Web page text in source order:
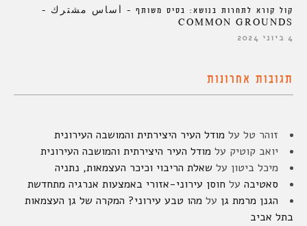
קול קורא לתחרות בנושא: בסיס משותף – أساس مشترك –
COMMON GROUNDS
4 ביוני 2024
תגובות אחרונות
זוהר טל על מודל העיר היצירתית והמושבה העירונית
יואב קוטיק על מודל העיר היצירתית והמושבה העירונית
מיכל ביטון על שאלת הריבוי וכיכר העצמאות, נתניה
סאטיבה על חוסן עירוני-אזורי באמצעות אנרגיה מתחדשת
הגנן מרמת גן על מהו טבע עירוני? המקרה של גן העצמאות
בתל אביב